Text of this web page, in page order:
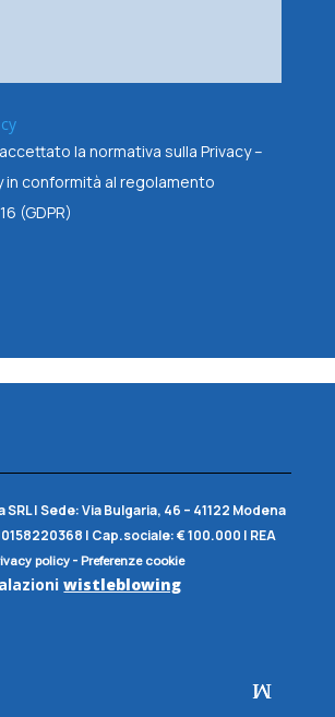
la normativa sulla Privacy –
in conformità al regolamento
(GDPR)
SRL|Sede:Via Bulgaria, 46 – 41122 Modena
| Cap.sociale:€ 100.000 | REA
policy -Preferenze cookie
wistleblowing